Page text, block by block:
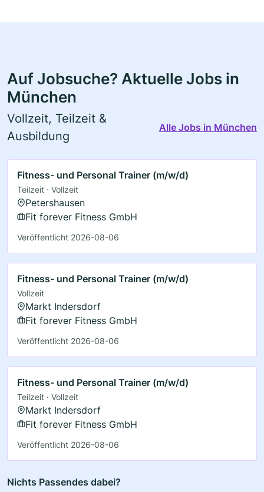
Auf Jobsuche? Aktuelle Jobs in
München
Vollzeit, Teilzeit &
Ausbildung
Alle Jobs in München
Fitness- und Personal Trainer (m/w/d)
Teilzeit · Vollzeit
Petershausen
Fit forever Fitness GmbH
Veröffentlicht 2026-08-06
Fitness- und Personal Trainer (m/w/d)
Vollzeit
Markt Indersdorf
Fit forever Fitness GmbH
Veröffentlicht 2026-08-06
Fitness- und Personal Trainer (m/w/d)
Teilzeit · Vollzeit
Markt Indersdorf
Fit forever Fitness GmbH
Veröffentlicht 2026-08-06
Nichts Passendes dabei?